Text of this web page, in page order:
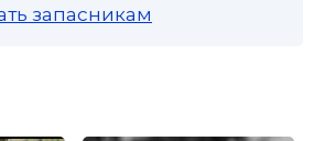
запасникам